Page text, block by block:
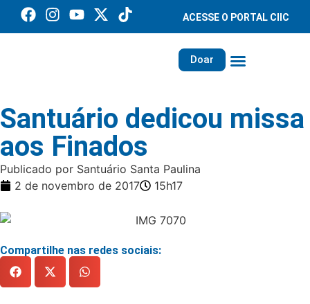
ACESSE O PORTAL CIIC
Doar
Santuário dedicou missa
aos Finados
Publicado por Santuário Santa Paulina
2 de novembro de 2017
15h17
Compartilhe nas redes sociais: